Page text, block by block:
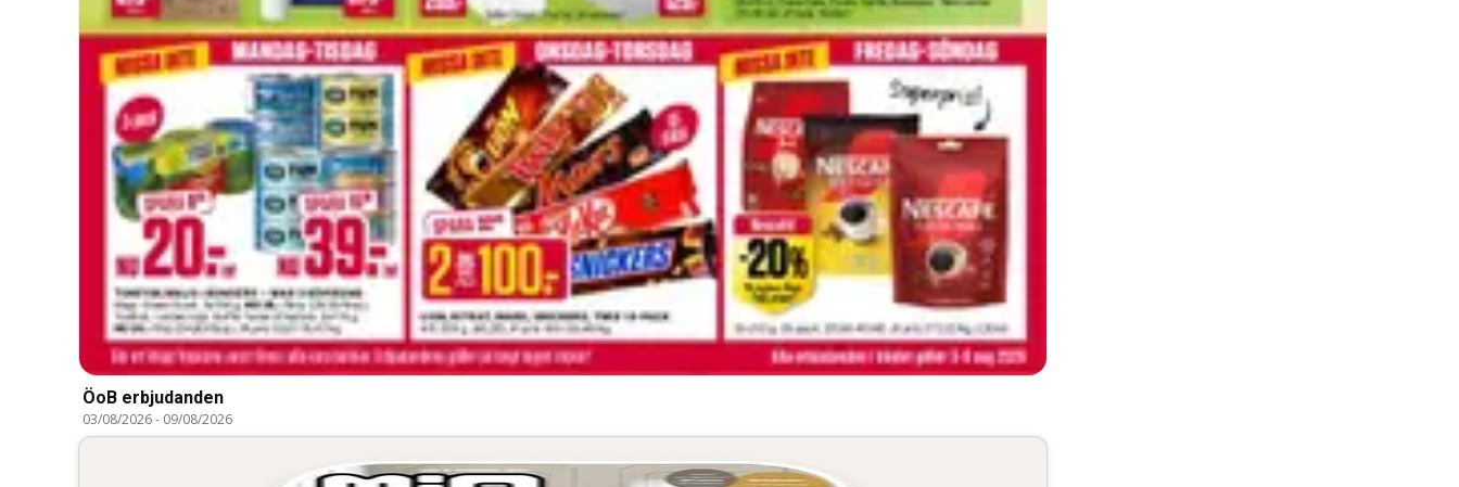
ÖoB erbjudanden
03/08/2026- 09/08/2026